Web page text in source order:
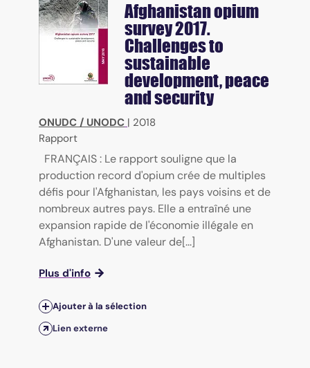
Afghanistan opium
survey2017.
Challenges to
sustainable
development, peace
and security
ONUDC / UNODC | 2018
Rapport
FRANÇAIS : Le rapport souligne que la
production record d'opium crée de multiples
défis pour l'Afghanistan, les pays voisins et de
nombreux autres pays. Elle a entraîné une
expansion rapide de l'économie illégale en
Afghanistan. D'une valeur de[...]
Plus d'info
Ajouter à la sélection
Lien externe